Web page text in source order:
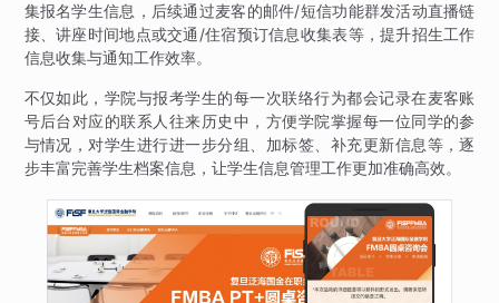
集报名学生信息，后续通过麦客的邮件/短信功能群发活动直播链
接、讲座时间地点或交通/住宿预订信息收集表等，提升招生工作
信息收集与通知工作效率。
不仅如此，学院与报考学生的每一次联络行为都会记录在麦客账
号后台对应的联系人往来历史中，方便学院掌握每一位同学的参
与情况，对学生进行进一步分组、加标签、补充更新信息等，逐
步丰富完善学生档案信息，让学生信息管理工作更加准确高效。